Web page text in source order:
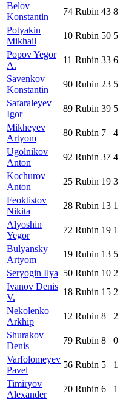
Belov
Konstantin
74 Rubin 43 8
Potyakin
Mikhail
10 Rubin 50 5
Popov Yegor
A.
11 Rubin 33 6
Savenkov
Konstantin
90 Rubin 23 5
Safaraleyev
Igor
89 Rubin 39 5
Mikheyev
Artyom
80 Rubin 7 4
Ugolnikov
Anton
92 Rubin 37 4
Kochurov
Anton
25 Rubin 19 3
Feoktistov
Nikita
28 Rubin 13 1
Alyoshin
Yegor
72 Rubin 19 1
Bulyansky
Artyom
19 Rubin 13 5
Seryogin Ilya 50 Rubin 10 2
Ivanov Denis
V.
18 Rubin 15 2
Nekolenko
Arkhip
12 Rubin 8 2
Shurakov
Denis
79 Rubin 8 0
Varfolomeyev
Pavel
56 Rubin 5 1
Timiryov
Alexander
70 Rubin 6 1